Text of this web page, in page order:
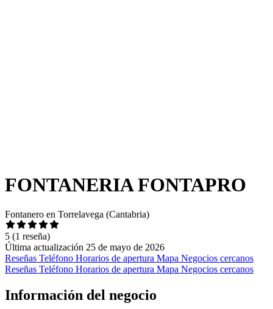
FONTANERIA FONTAPRO
Fontanero en Torrelavega (Cantabria)
5 (1 reseña)
Última actualización 25 de mayo de 2026
Reseñas Teléfono Horarios de apertura Mapa Negocios cercanos
Reseñas Teléfono Horarios de apertura Mapa Negocios cercanos
Información del negocio